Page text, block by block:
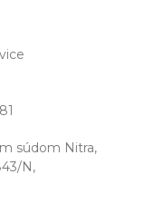
súdom Nitra,
N,